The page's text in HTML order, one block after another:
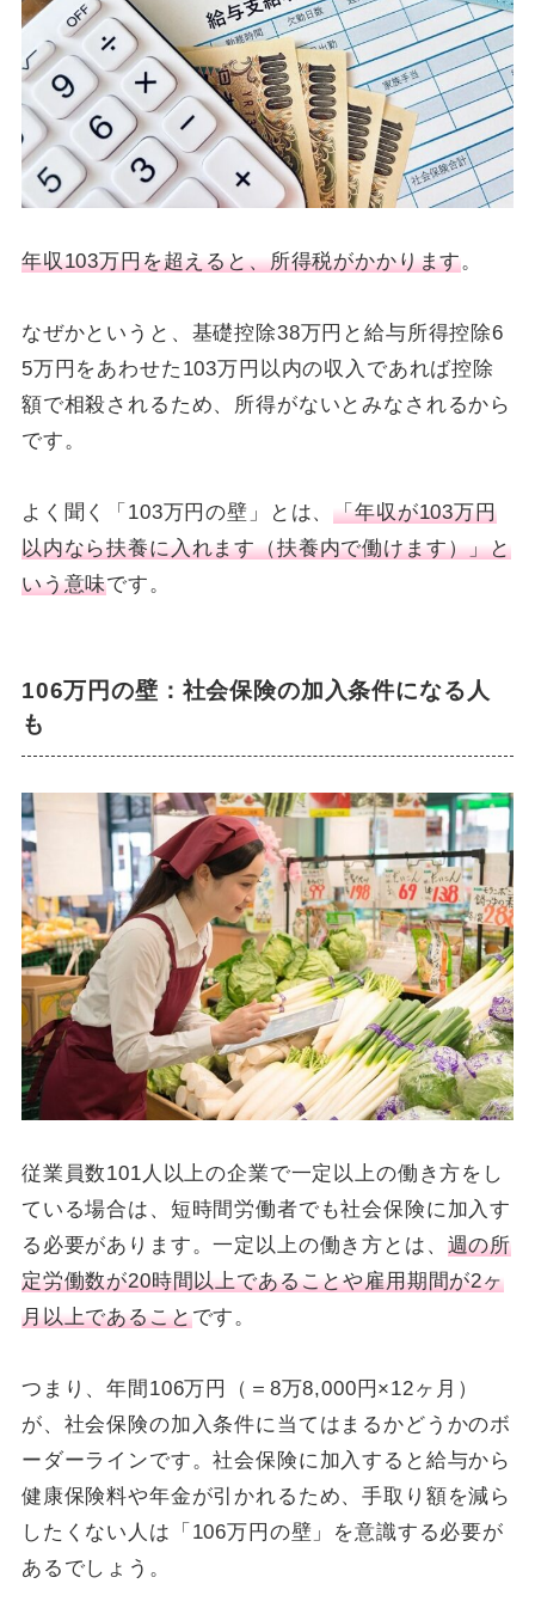
年収103万円を超えると、所得税がかかります。
なぜかというと、基礎控除38万円と給与所得控除6
5万円をあわせた103万円以内の収入であれば控除
額で相殺されるため、所得がないとみなされるから
です。
よく聞く「103万円の壁」とは、「年収が103万円
以内なら扶養に入れます（扶養内で働けます）」と
いう意味です。
106万円の壁：社会保険の加入条件になる人
も
従業員数101人以上の企業で一定以上の働き方をし
ている場合は、短時間労働者でも社会保険に加入す
る必要があります。一定以上の働き方とは、 週の所
定労働数が20時間以上であることや雇用期間が2ヶ
月以上であることです。
つまり、年間106万円（＝8万8,000円×12ヶ月）
が、社会保険の加入条件に当てはまるかどうかのボ
ーダーラインです。社会保険に加入すると給与から
健康保険料や年金が引かれるため、手取り額を減ら
したくない人は「106万円の壁」を意識する必要が
あるでしょう。